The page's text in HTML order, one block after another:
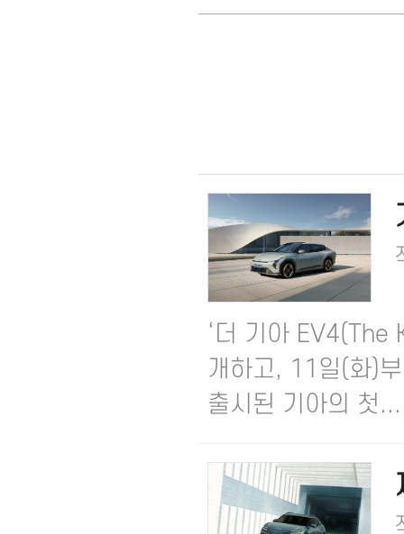
‘더 기아 EV4(The
개하고, 11일(화)
출시된 기아의 첫...